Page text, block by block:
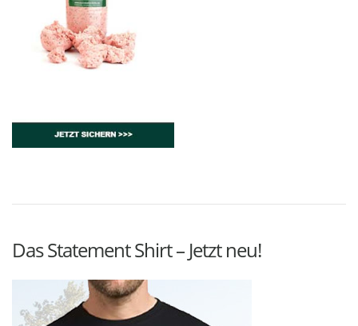
Das Statement Shirt – Jetzt neu!